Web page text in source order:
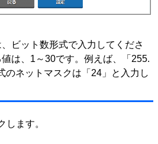
ビット数形式で入力してくださ
は、1～30です。例えば、「255.
のネットマスクは「24」と入力し
します。